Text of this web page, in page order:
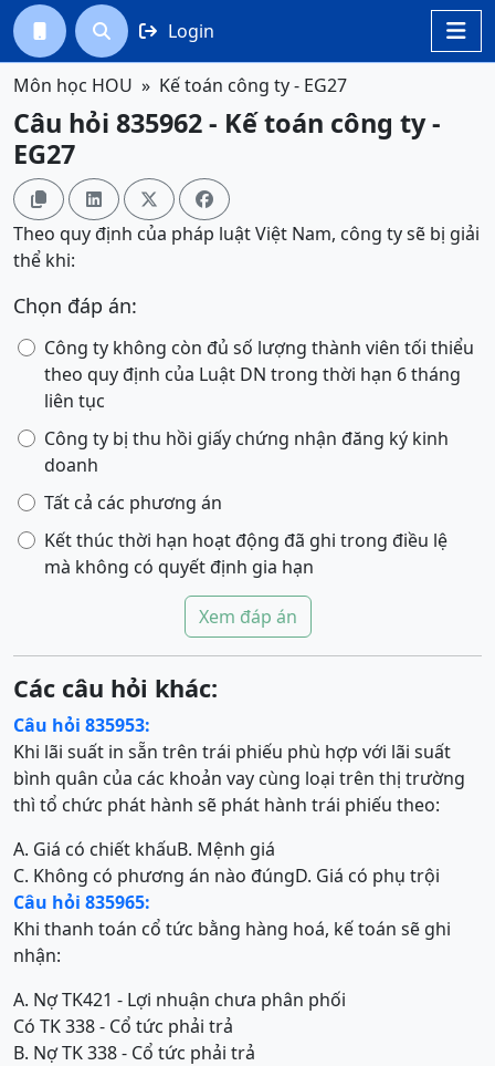

  Login
Môn học HOU Kế toán công ty - EG27
Câu hỏi 835962 - Kế toán công ty -
EG27
   
Theo quy định của pháp luật Việt Nam, công ty sẽ bị giải
thể khi:
Chọn đáp án:
Công ty không còn đủ số lượng thành viên tối thiểu
theo quy định của Luật DN trong thời hạn 6 tháng
liên tục
Công ty bị thu hồi giấy chứng nhận đăng ký kinh
doanh
Tất cả các phương án
Kết thúc thời hạn hoạt động đã ghi trong điều lệ
mà không có quyết định gia hạn
Xem đáp án
Các câu hỏi khác:
Câu hỏi 835953:
Khi lãi suất in sẵn trên trái phiếu phù hợp với lãi suất
bình quân của các khoản vay cùng loại trên thị trường
thì tổ chức phát hành sẽ phát hành trái phiếu theo:
A. Giá có chiết khấuB. Mệnh giá
C. Không có phương án nào đúngD. Giá có phụ trội
Câu hỏi 835965:
Khi thanh toán cổ tức bằng hàng hoá, kế toán sẽ ghi
nhận:
A. Nợ TK421 - Lợi nhuận chưa phân phối
Có TK 338 - Cổ tức phải trả
B. Nợ TK 338 - Cổ tức phải trả